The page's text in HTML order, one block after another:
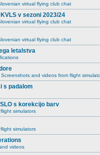
virtual flying club chat
v sezoni 2023/24
virtual flying club chat
virtual flying club chat
letalstva
and videos from flight
s padalom
s korekcijo barv
simulators
simulators
videos